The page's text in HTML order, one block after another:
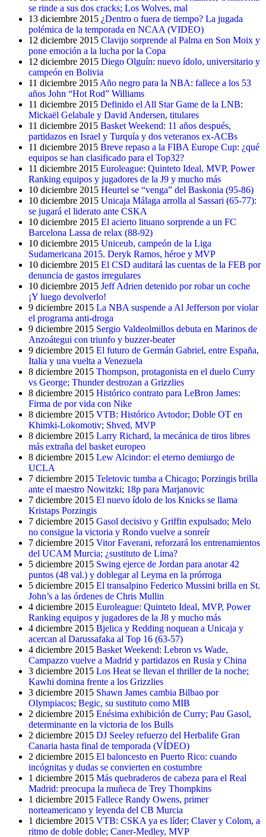
se rinde a sus dos cracks; Los Wolves, mal
13 diciembre 2015 ¿Dentro o fuera de tiempo? La jugada
polémica de la temporada en NCAA (VIDEO)
12 diciembre 2015 Clavijo sorprende al Palma en Son Moix y
pone emoción a la lucha por la Copa
12 diciembre 2015 Diego Olguín: nuevo ídolo, universitario y
campeón en Bolivia
11 diciembre 2015 Año negro para la NBA: fallece a los 53
años John “Hot Rod” Williams
11 diciembre 2015 Definido el All Star Game de la LNB:
Mickaël Gelabale y David Andersen, titulares
11 diciembre 2015 Basket Weekend: 11 años después,
partidazos en Israel y Turquía y dos veteranos ex-ACBs
11 diciembre 2015 Breve repaso a la FIBA Europe Cup: ¿qué
equipos se han clasificado para el Top32?
11 diciembre 2015 Euroleague: Quinteto Ideal, MVP, Power
Ranking equipos y jugadores de la J9 y mucho más
10 diciembre 2015 Heurtel se “venga” del Baskonia (95-86)
10 diciembre 2015 Unicaja Málaga arrolla al Sassari (65-77):
se jugará el liderato ante CSKA
10 diciembre 2015 El acierto lituano sorprende a un FC
Barcelona Lassa de relax (88-92)
10 diciembre 2015 Uniceub, campeón de la Liga
Sudamericana 2015. Deryk Ramos, héroe y MVP
10 diciembre 2015 El CSD auditará las cuentas de la FEB por
denuncia de gastos irregulares
10 diciembre 2015 Jeff Adrien detenido por robar un coche
¡Y luego devolverlo!
9 diciembre 2015 La NBA suspende a Al Jefferson por violar
el programa anti-droga
9 diciembre 2015 Sergio Valdeolmillos debuta en Marinos de
Anzoátegui con triunfo y buzzer-beater
9 diciembre 2015 El futuro de Germán Gabriel, entre España,
Italia y una vuelta a Venezuela
8 diciembre 2015 Thompson, protagonista en el duelo Curry
vs George; Thunder destrozan a Grizzlies
8 diciembre 2015 Histórico contrato para LeBron James:
Firma de por vida con Nike
8 diciembre 2015 VTB: Histórico Avtodor; Doble OT en
Khimki-Lokomotiv; Shved, MVP
8 diciembre 2015 Larry Richard, la mecánica de tiros libres
más extraña del basket europeo
8 diciembre 2015 Lew Alcindor: el eterno demiurgo de
UCLA
7 diciembre 2015 Teletovic tumba a Chicago; Porzingis brilla
ante el maestro Nowitzki; 18p para Marjanovic
7 diciembre 2015 El nuevo ídolo de los Knicks se llama
Kristaps Porzingis
7 diciembre 2015 Gasol decisivo y Griffin expulsado; Melo
no consigue la victoria y Rondo vuelve a sonreír
7 diciembre 2015 Vitor Faverani, reforzará los entrenamientos
del UCAM Murcia; ¿sustituto de Lima?
5 diciembre 2015 Swing ejerce de Jordan para anotar 42
puntos (48 val.) y doblegar al Leyma en la prórroga
5 diciembre 2015 El transalpino Federico Mussini brilla en St.
John’s a las órdenes de Chris Mullin
4 diciembre 2015 Euroleague: Quinteto Ideal, MVP, Power
Ranking equipos y jugadores de la J8 y mucho más
4 diciembre 2015 Bjelica y Redding noquean a Unicaja y
acercan al Darussafaka al Top 16 (63-57)
4 diciembre 2015 Basket Weekend: Lebron vs Wade,
Campazzo vuelve a Madrid y partidazos en Rusia y China
3 diciembre 2015 Los Heat se llevan el thriller de la noche;
Kawhi domina frente a los Grizzlies
3 diciembre 2015 Shawn James cambia Bilbao por
Olympiacos; Begic, su sustituto como MIB
2 diciembre 2015 Enésima exhibición de Curry; Pau Gasol,
determinante en la victoria de los Bulls
2 diciembre 2015 DJ Seeley refuerzo del Herbalife Gran
Canaria hasta final de temporada (VÍDEO)
2 diciembre 2015 El baloncesto en Puerto Rico: cuando
incógnitas y dudas se convierten en costumbre
1 diciembre 2015 Más quebraderos de cabeza para el Real
Madrid: preocupa la muñeca de Trey Thompkins
1 diciembre 2015 Fallece Randy Owens, primer
norteamericano y leyenda del CB Murcia
1 diciembre 2015 VTB: CSKA ya es líder; Claver y Colom, a
ritmo de doble doble; Caner-Medley, MVP